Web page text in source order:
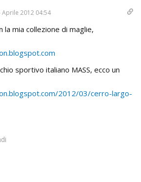
Aprile 2012 04:54
la mia collezione di maglie,
sportivo italiano MASS, ecco un
2012/03/cerro-largo-